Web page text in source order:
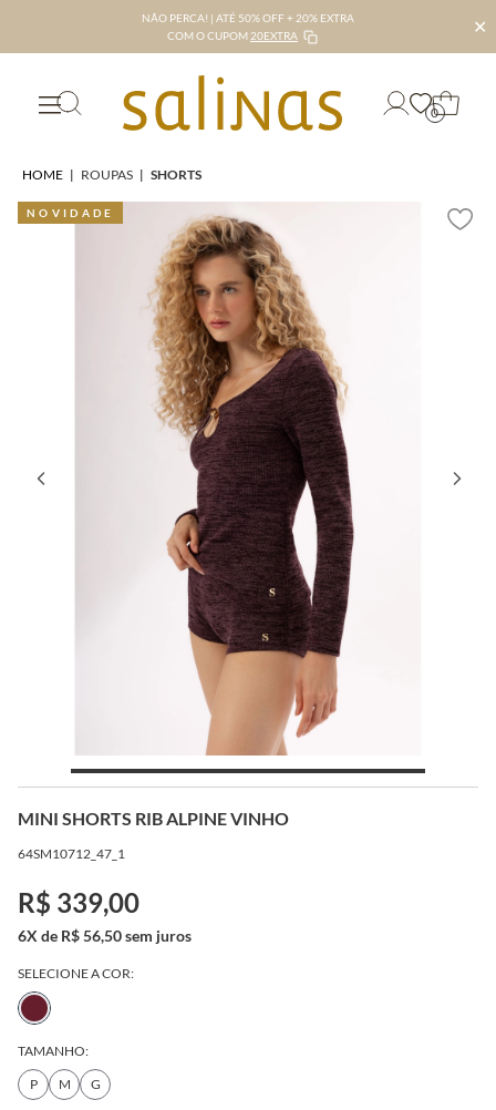
NÃO PERCA! | ATÉ 50% OFF + 20% EXTRA
COM O CUPOM 20EXTRA ✕
0
HOME | ROUPAS | SHORTS
NOVIDADE
MINI SHORTS RIB ALPINE VINHO
64SM10712_47_1
R$ 339,00
6X de R$ 56,50 sem juros
SELECIONE A COR:
TAMANHO:
P
M G